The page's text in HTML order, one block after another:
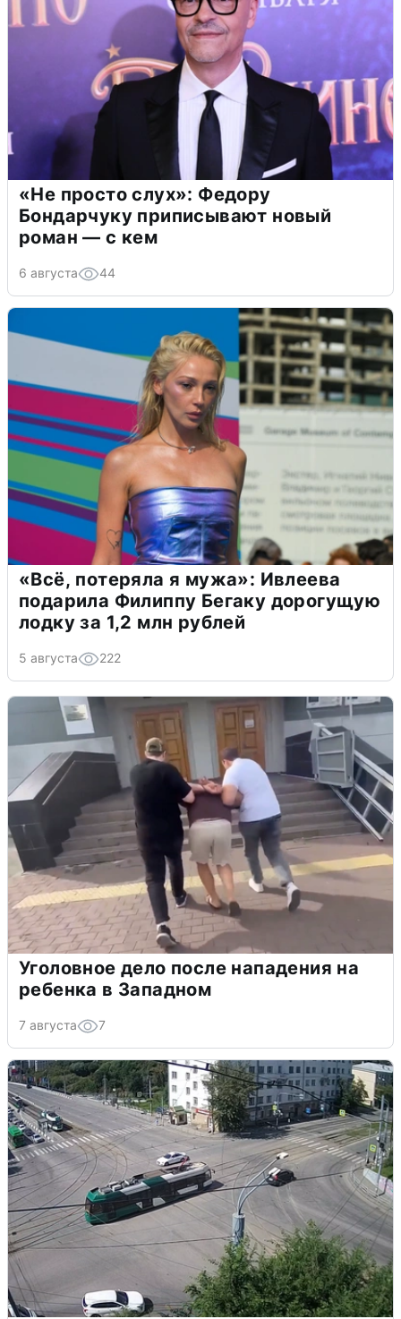
«Не просто слух»: Федору
Бондарчуку приписывают новый
роман — с кем
6 августа 44
«Всё, потеряла я мужа»: Ивлеева
подарила Филиппу Бегаку дорогущую
лодку за 1,2 млн рублей
5 августа 222
Уголовное дело после нападения на
ребенка в Западном
7 августа 7